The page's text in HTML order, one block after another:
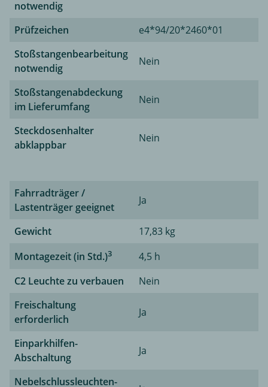
notwendig
Prüfzeichen
e4*94/20*2460*01
Stoßstangenbearbeitung
notwendig
Nein
Stoßstangenabdeckung
im Lieferumfang
Nein
Steckdosenhalter
abklappbar
Nein
Fahrradträger /
Lastenträger geeignet
Ja
Gewicht
17,83 kg
Montagezeit (in Std.)3
4,5 h
C2 Leuchte zu verbauen
Nein
Freischaltung
erforderlich
Ja
Einparkhilfen-
Abschaltung
Ja
Nebelschlussleuchten-